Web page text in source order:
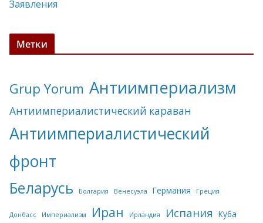
Заявления
Метки
Grup Yorum Антиимпериализм
Антиимпериалистический караван
Антиимпериалистический
фронт
Беларусь Болгария Венесуэла Германия Греция
Донбасс Империализм Иран Ирландия Испания Куба